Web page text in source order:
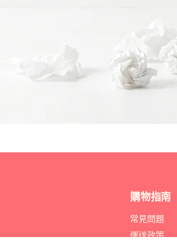
購物指南
常見問題
運送政策